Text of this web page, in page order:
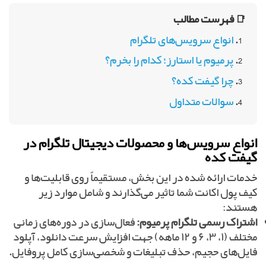
📑 فهرست مطالب
انواع سرویس‌های تلگرام
پرمیوم یا استارز؛ کدام را بخرم؟
چرا گیفت کده؟
سوالات متداول
انواع سرویس‌ها و محصولات دیجیتال تلگرام در
گیفت کده
خدمات ارائه شده در این بخش، مستقیماً روی قابلیت‌ها و
کیف پول اکانت شما تاثیر می‌گذارند و شامل موارد زیر
هستند:
اشتراک رسمی تلگرام پرمیوم:فعال‌سازی در دوره‌های زمانی
مختلف (۱، ۳، ۶ و ۱۲ ماهه) جهت افزایش سرعت دانلود، آپلود
فایل‌های حجیم، حذف تبلیغات و شخصی‌سازی کامل پروفایل.